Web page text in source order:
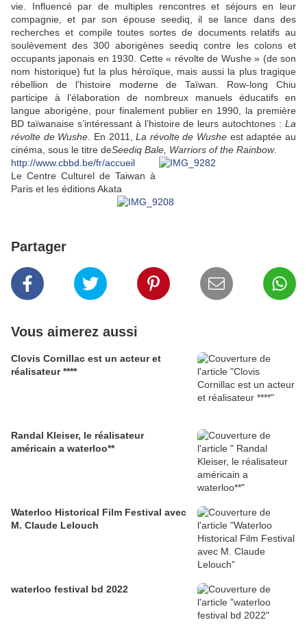
vie. Influencé par de multiples rencontres et séjours en leur
compagnie, et par son épouse seediq, il se lance dans des
recherches et compile toutes sortes de documents relatifs au
soulèvement des 300 aborigènes seediq contre les colons et
occupants japonais en 1930. Cette « révolte de Wushe » (de son
nom historique) fut la plus héroïque, mais aussi la plus tragique
rébellion de l’histoire moderne de Taïwan. Row-long Chiu
participe à l’élaboration de nombreux manuels éducatifs en
langue aborigène, pour finalement publier en 1990, la première
BD taïwanaise s’intéressant à l’histoire de leurs autochtones : La
révolte de Wushe . En 2011,La révolte de Wushe est adaptée au
cinéma, sous le titre deSeediq Bale, Warriors of the Rainbow.
http://www.cbbd.be/fr/accueil
Le Centre Culturel de Taiwan à
Paris et les éditions Akata
Partager
Vous aimerez aussi
Clovis Cornillac est un acteur et
réalisateur ****
Randal Kleiser, le réalisateur
américain a waterloo**
Waterloo Historical Film Festival avec
M. Claude Lelouch
waterloo festival bd 2022